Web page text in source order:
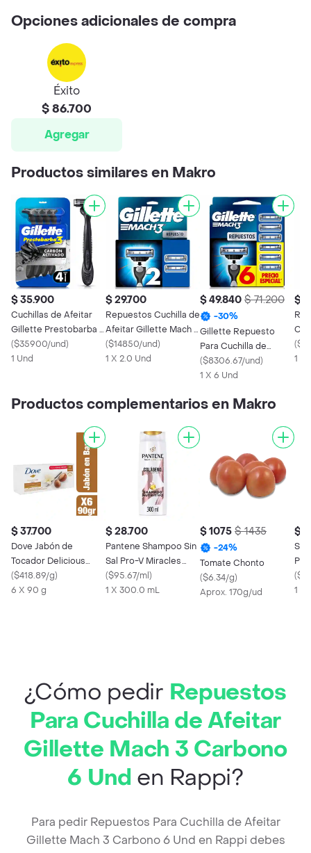
Opciones adicionales de compra
Éxito
$ 86.700
Agregar
Productos similares en Makro
$ 35.900
Cuchillas de Afeitar
Gillette Prestobarba 3
Carbono Carbón 4
Und
($35900/und)
1 Und
$ 29.700
Repuestos Cuchilla de
Afeitar Gillette Mach 3
2 Uds
($14850/und)
1 X 2.0 Und
$ 49.840 $ 71.200
-30%
Gillette Repuesto
Para Cuchilla de
Afeitar Mach 3
($8306.67/und)
1 X 6 Und
$
(
1 x
Productos complementarios en Makro
$ 37.700
Dove Jabón de
Tocador Delicious
Care con Karité en
Barra
($418.89/g)
6 X 90 g
$ 28.700
Pantene Shampoo Sin
Sal Pro-V Miracles
Colágeno
($95.67/ml)
1 X 300.0 mL
$ 1075 $ 1435
-24%
Tomate Chonto
($6.34/g)
Aprox. 170g/ud
$
mL
(
1 X
¿Cómo pedir Repuestos
Para Cuchilla de Afeitar
Gillette Mach 3 Carbono
6 Und en Rappi?
Para pedir Repuestos Para Cuchilla de Afeitar
Gillette Mach 3 Carbono 6 Und en Rappi debes